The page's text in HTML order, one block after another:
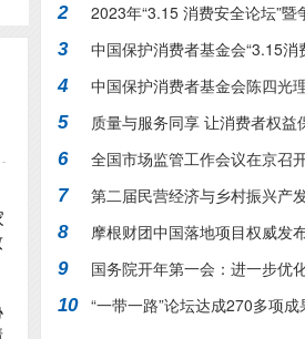
2 2023年“3.15 消费安全论坛”暨
3 中国保护消费者基金会“3.15消
4 中国保护消费者基金会陈四光
5
质量与服务同享 让消费者权益
行...
6 全国市场监管工作会议在京召
7 第二届民营经济与乡村振兴产
8 摩根财团中国落地项目权威发
9 国务院开年第一会：进一步优
10 “一带一路”论坛达成270多项成